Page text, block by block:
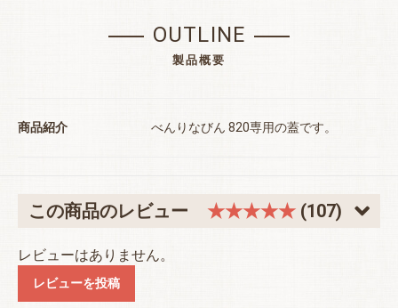
お買い物を続ける カートへ進む
OUTLINE
製品概要
商品紹介 べんりなびん 820専用の蓋です。
この商品のレビュー ★★★★★ (107)
レビューはありません。
レビューを投稿